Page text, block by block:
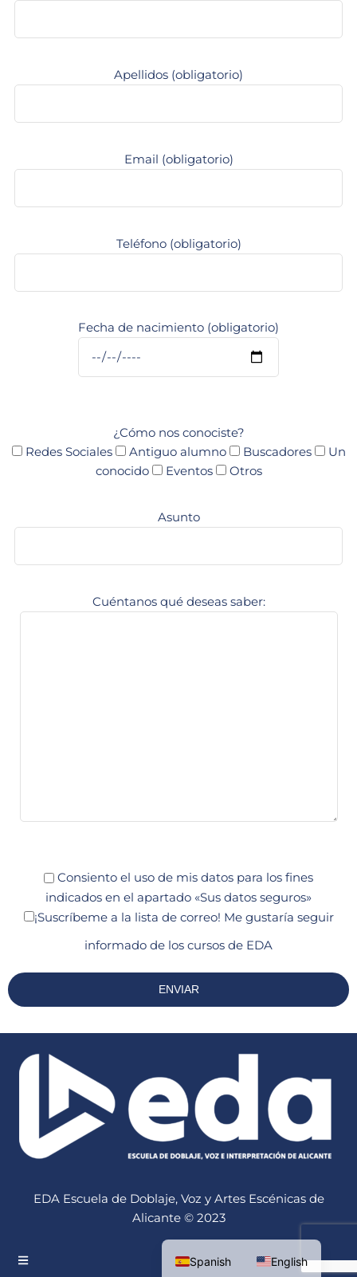
Apellidos (obligatorio)
Email (obligatorio)
Teléfono (obligatorio)
Fecha de nacimiento (obligatorio)
¿Cómo nos conociste?
Redes Sociales
Antiguo alumno Buscadores
Un
conocido
Eventos Otros
Asunto
Cuéntanos qué deseas saber:
Consiento el uso de mis datos para los fines
indicados en el apartado «Sus datos seguros»
¡Suscríbeme a la lista de correo! Me gustaría seguir
informado de los cursos de EDA
EDA Escuela de Doblaje, Voz y Artes Escénicas de
Alicante © 2023
Spanish English